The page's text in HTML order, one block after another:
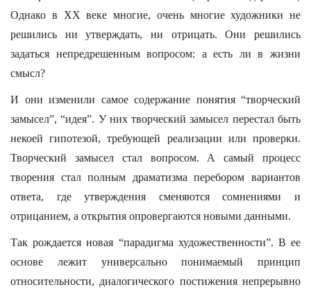
Однако в XX веке многие, очень многие художники не
решились ни утверждать, ни отрицать. Они решились
задаться непредрешенным вопросом: а есть ли в жизни
смысл?
И они изменили самое содержание понятия “творческий
замысел”, “идея”. У них творческий замысел перестал быть
некоей гипотезой, требующей реализации или проверки.
Творческий замысел стал вопросом. А самый процесс
творения стал полным драматизма перебором вариантов
ответа, где утверждения сменяются сомнениями и
отрицанием, а открытия опровергаются новыми данными.
Так рождается новая “парадигма художественности”. В ее
основе лежит универсально понимаемый принцип
относительности, диалогического постижения непрерывно